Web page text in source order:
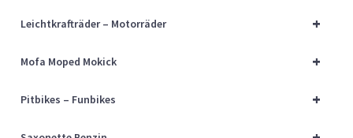
+
Leichtkrafträder – Motorräder
+
Mofa Moped Mokick
+
Pitbikes – Funbikes